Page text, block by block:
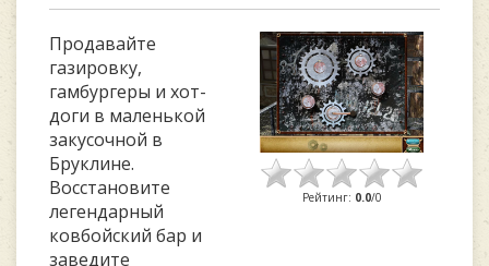
Продавайте
газировку,
гамбургеры и хот-
доги в маленькой
закусочной в
Бруклине.
Восстановите
легендарный
ковбойский бар и
заведите
Рейтинг: 0.0/0